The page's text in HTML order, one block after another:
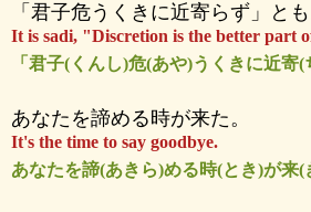
「君子危うくきに近寄らず」とも
It is sadi, "Discretion is the better part
「君子(くんし)危(あや)うくきに近寄(
あなたを諦める時が来た。
It's the time to say goodbye.
あなたを諦(あきら)める時(とき)が来(